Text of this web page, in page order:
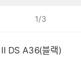
1/3
DS A36(블랙)